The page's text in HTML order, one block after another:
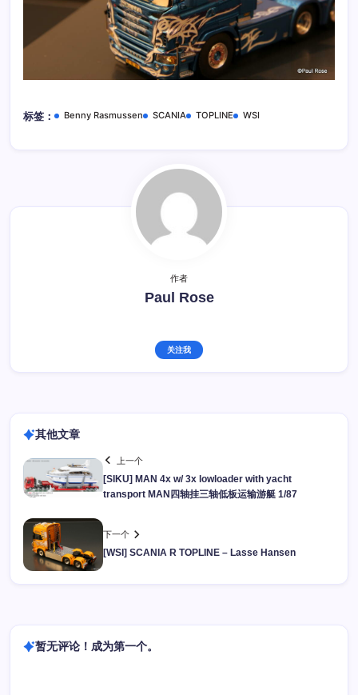
标签： Benny Rasmussen SCANIA TOPLINE WSI
作者
Paul Rose
关注我
其他文章
上一个
[SIKU] MAN 4x w/ 3x lowloader with yacht
transport MAN四轴挂三轴低板运输游艇 1/87
下一个
[WSI] SCANIA R TOPLINE – Lasse Hansen
暂无评论！成为第一个。